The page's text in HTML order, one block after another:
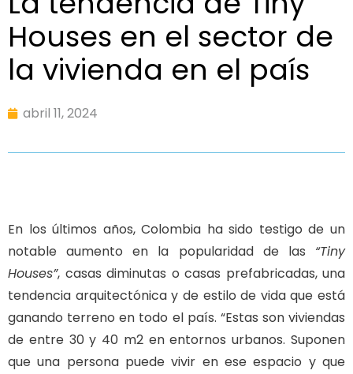
Houses en el sector de
la vivienda en el país
abril 11, 2024
En los últimos años, Colombia ha sido testigo de un
notable aumento en la popularidad de las “Tiny
Houses”, casas diminutas o casas prefabricadas, una
tendencia arquitectónica y de estilo de vida que está
ganando terreno en todo el país. “Estas son viviendas
de entre 30 y 40 m2 en entornos urbanos. Suponen
que una persona puede vivir en ese espacio y que